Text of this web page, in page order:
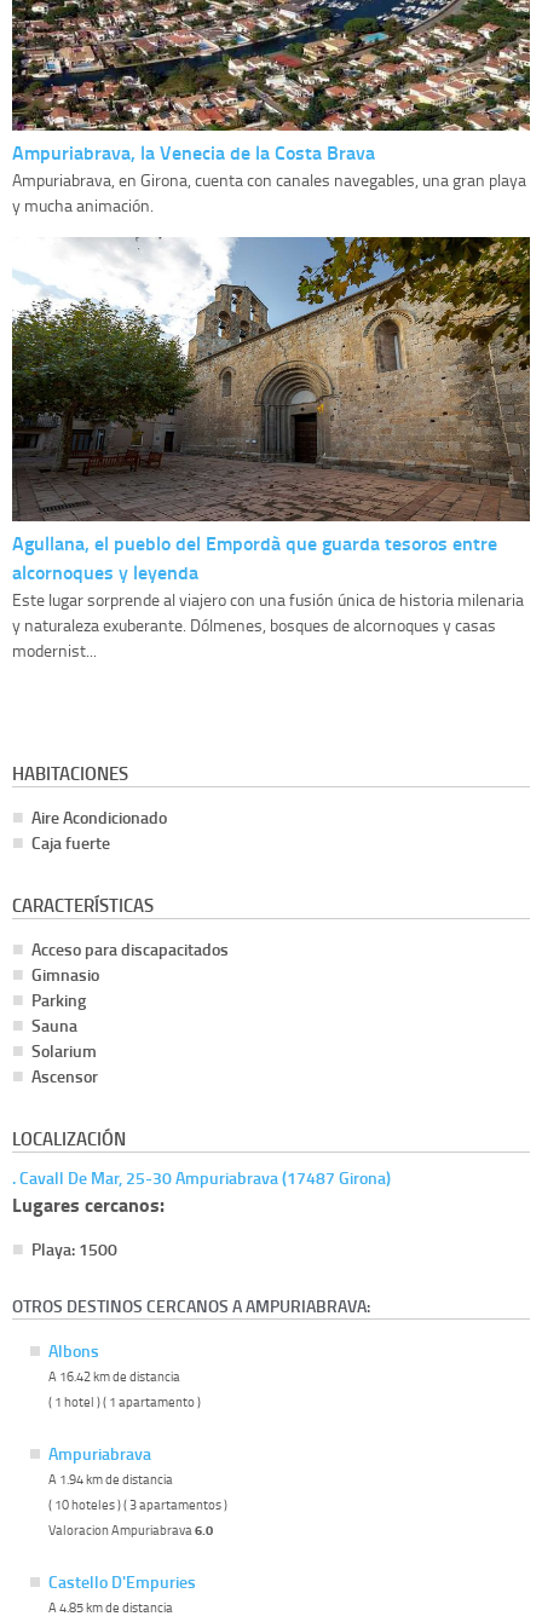
Ampuriabrava, la Venecia de la Costa Brava
Ampuriabrava, en Girona, cuenta con canales navegables, una gran playa
y mucha animación.
Agullana, el pueblo del Empordà que guarda tesoros entre
alcornoques y leyenda
Este lugar sorprende al viajero con una fusión única de historia milenaria
y naturaleza exuberante. Dólmenes, bosques de alcornoques y casas
modernist...
HABITACIONES
Aire Acondicionado
Caja fuerte
CARACTERÍSTICAS
Acceso para discapacitados
Gimnasio
Parking
Sauna
Solarium
Ascensor
LOCALIZACIÓN
. Cavall De Mar, 25-30 Ampuriabrava (17487 Girona)
Lugares cercanos:
Playa: 1500
OTROS DESTINOS CERCANOS A AMPURIABRAVA:
Albons
A 16.42 km de distancia
( 1 hotel ) ( 1 apartamento )
Ampuriabrava
A 1.94 km de distancia
( 10 hoteles ) ( 3 apartamentos )
Valoracion Ampuriabrava 6.0
Castello D'Empuries
A 4.85 km de distancia